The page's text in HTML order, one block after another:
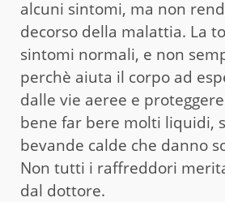
alcuni sintomi, ma non
decorso della malattia. La
sintomi normali, e non
perchè aiuta il corpo ad
dalle vie aeree e
bene far bere molti liquidi,
bevande calde che danno
Non tutti i raffreddori
dal dottore.